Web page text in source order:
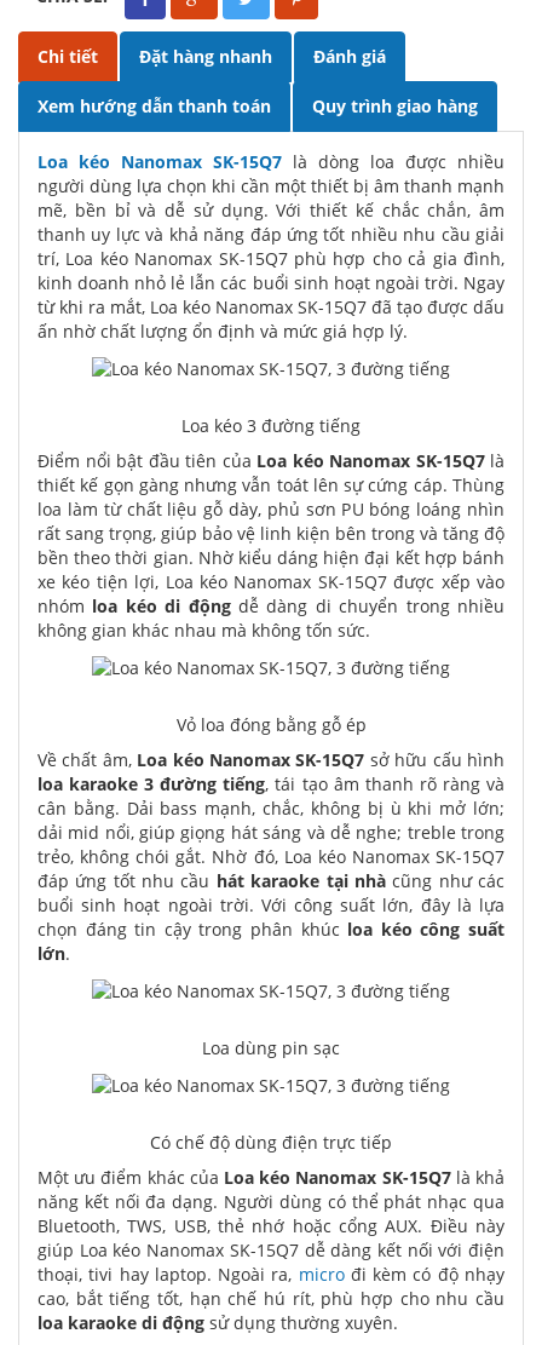
Chi tiết Đặt hàng nhanh Đánh giá
Xem hướng dẫn thanh toán Quy trình giao hàng
Loa kéo Nanomax SK-15Q7 là dòng loa được nhiều
người dùng lựa chọn khi cần một thiết bị âm thanh mạnh
mẽ, bền bỉ và dễ sử dụng. Với thiết kế chắc chắn, âm
thanh uy lực và khả năng đáp ứng tốt nhiều nhu cầu giải
trí, Loa kéo Nanomax SK-15Q7 phù hợp cho cả gia đình,
kinh doanh nhỏ lẻ lẫn các buổi sinh hoạt ngoài trời. Ngay
từ khi ra mắt, Loa kéo Nanomax SK-15Q7 đã tạo được dấu
ấn nhờ chất lượng ổn định và mức giá hợp lý.
Loa kéo 3 đường tiếng
Điểm nổi bật đầu tiên của Loa kéo Nanomax SK-15Q7là
thiết kế gọn gàng nhưng vẫn toát lên sự cứng cáp. Thùng
loa làm từ chất liệu gỗ dày, phủ sơn PU bóng loáng nhìn
rất sang trọng, giúp bảo vệ linh kiện bên trong và tăng độ
bền theo thời gian. Nhờ kiểu dáng hiện đại kết hợp bánh
xe kéo tiện lợi, Loa kéo Nanomax SK-15Q7 được xếp vào
nhóm loa kéo di độngdễ dàng di chuyển trong nhiều
không gian khác nhau mà không tốn sức.
Vỏ loa đóng bằng gỗ ép
Về chất âm, Loa kéo Nanomax SK-15Q7 sở hữu cấu hình
loa karaoke 3 đường tiếng, tái tạo âm thanh rõ ràng và
cân bằng. Dải bass mạnh, chắc, không bị ù khi mở lớn;
dải mid nổi, giúp giọng hát sáng và dễ nghe; treble trong
trẻo, không chói gắt. Nhờ đó, Loa kéo Nanomax SK-15Q7
đáp ứng tốt nhu cầu hát karaoke tại nhàcũng như các
buổi sinh hoạt ngoài trời. Với công suất lớn, đây là lựa
chọn đáng tin cậy trong phân khúc loa kéo công suất
lớn.
Loa dùng pin sạc
Có chế độ dùng điện trực tiếp
Một ưu điểm khác của Loa kéo Nanomax SK-15Q7là khả
năng kết nối đa dạng. Người dùng có thể phát nhạc qua
Bluetooth, TWS, USB, thẻ nhớ hoặc cổng AUX. Điều này
giúp Loa kéo Nanomax SK-15Q7 dễ dàng kết nối với điện
thoại, tivi hay laptop. Ngoài ra, microđi kèm có độ nhạy
cao, bắt tiếng tốt, hạn chế hú rít, phù hợp cho nhu cầu
loa karaoke di động sử dụng thường xuyên.